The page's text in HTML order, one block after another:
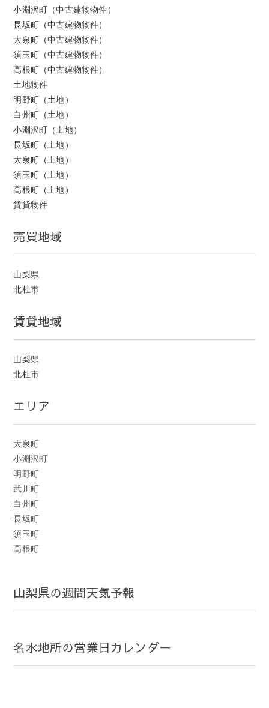
小淵沢町（中古建物物件）
長坂町（中古建物物件）
大泉町（中古建物物件）
須玉町（中古建物物件）
高根町（中古建物物件）
土地物件
明野町（土地）
白州町（土地）
小淵沢町（土地）
長坂町（土地）
大泉町（土地）
須玉町（土地）
高根町（土地）
賃貸物件
売買地域
山梨県
北杜市
賃貸地域
山梨県
北杜市
エリア
大泉町
小淵沢町
明野町
武川町
白州町
長坂町
須玉町
高根町
山梨県の週間天気予報
名水地所の営業日カレンダー